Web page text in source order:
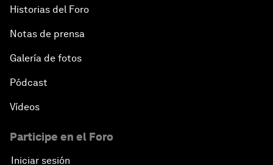
Historias del Foro
Notas de prensa
Galería de fotos
Pódcast
Vídeos
Participe en el Foro
Iniciar sesión